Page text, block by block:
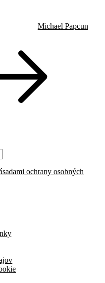
Michael Papcun
ochrany osobných